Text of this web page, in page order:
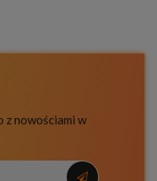
z nowościami w